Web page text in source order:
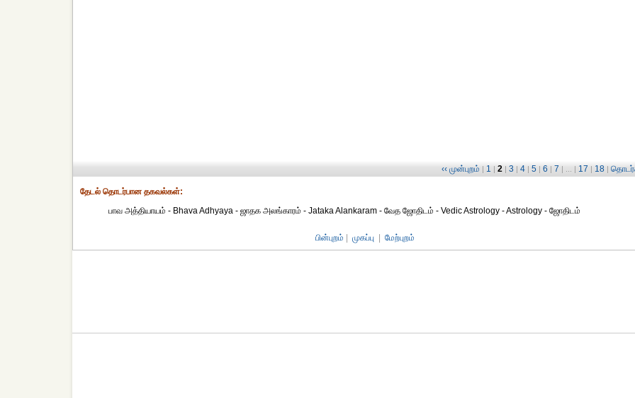
‹‹ முன்புறம் | 1 | 2 | 3 | 4 | 5 | 6 | 7 | ... | 17 | 18 |
தேட‌ல் தொட‌ர்பான தகவ‌ல்க‌ள்:
பாவ அத்தியாயம் - Bhava Adhyaya - ஜாதக அலங்காரம் - Jataka Alankaram - வேத ஜோதிடம் - Vedic Astrology - Astrology - ஜோதிடம்
பின்புறம் முகப்பு மேற்புறம்